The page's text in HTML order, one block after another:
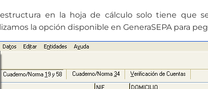
en la hoja de cálculo solo tiene que
la opción disponible en GeneraSEPA para